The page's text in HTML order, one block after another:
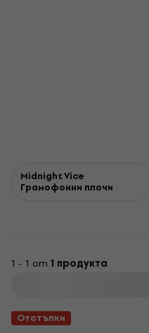
Midnight Vice
Грамофонни плочи
1 - 1 от 1 продукта
Отстъпки